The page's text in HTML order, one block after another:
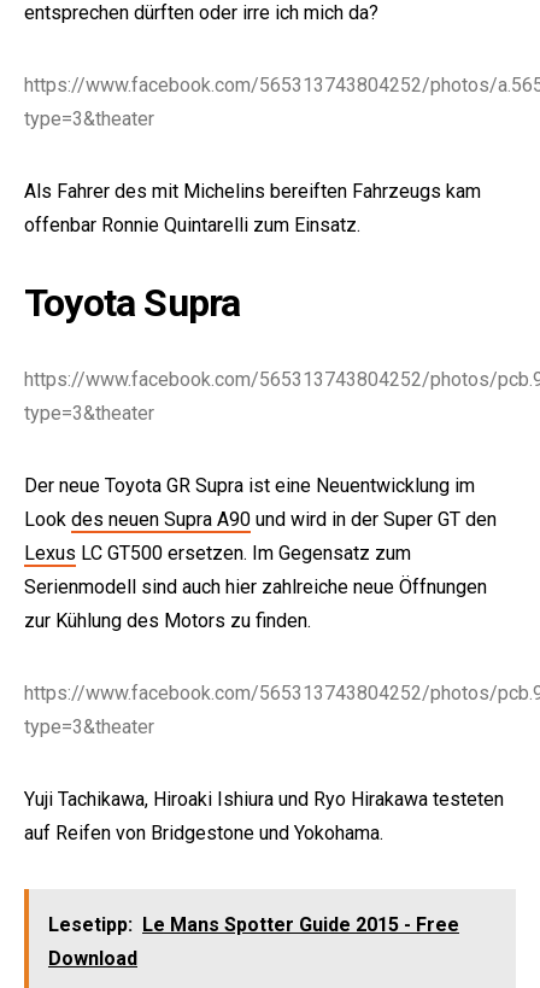
entsprechen dürften oder irre ich mich da?
https://www.facebook.com/565313743804252/photos/
type=3&theater
Als Fahrer des mit Michelins bereiften Fahrzeugs kam
offenbar Ronnie Quintarelli zum Einsatz.
Toyota Supra
https://www.facebook.com/565313743804252/photos/
type=3&theater
Der neue Toyota GR Supra ist eine Neuentwicklung im
Look des neuen Supra A90 und wird in der Super GT den
Lexus LC GT500 ersetzen. Im Gegensatz zum
Serienmodell sind auch hier zahlreiche neue Öffnungen
zur Kühlung des Motors zu finden.
https://www.facebook.com/565313743804252/photos/
type=3&theater
Yuji Tachikawa, Hiroaki Ishiura und Ryo Hirakawa testeten
auf Reifen von Bridgestone und Yokohama.
Lesetipp: Le Mans Spotter Guide 2015 - Free
Download